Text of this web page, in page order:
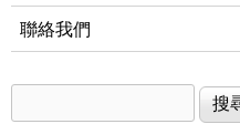
聯絡我們
搜尋表單